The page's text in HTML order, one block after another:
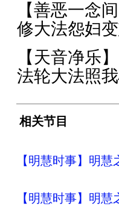
【善恶一念
修大法怨妇
【天音净乐】
法轮大法照
相关节目
【明慧时事】明
【明慧时事】明